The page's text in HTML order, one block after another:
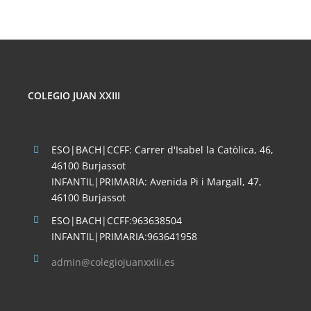
COLEGIO JUAN XXIII
ESO|BACH|CCFF: Carrer d'Isabel la Catòlica, 46,
46100 Burjassot
INFANTIL|PRIMARIA: Avenida Pi i Margall, 47,
46100 Burjassot
ESO|BACH|CCFF:963638504
INFANTIL|PRIMARIA:963641958
admin@colegiojuanxxiii.es